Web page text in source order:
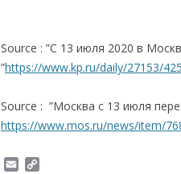
Source : ”С 13 июля 2020 в
”https://www.kp.ru/daily/27153/
Source : ”Москва с 13 июля
https://www.mos.ru/news/item/
E